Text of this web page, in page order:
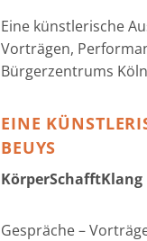
Eine künstlerische
Vorträgen,
Bürgerzentrums
EINE
BEUYS
KörperSchafftKlang
Gespräche –